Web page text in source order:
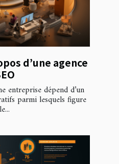
d’une agence
entreprise dépend d’un
parmi lesquels figure
le...